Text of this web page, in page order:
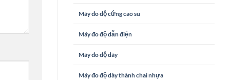
Máy đo độ cứng cao su
Máy đo độ dẫn điện
Máy đo độ dày
Máy đo độ dày thành chai nhựa